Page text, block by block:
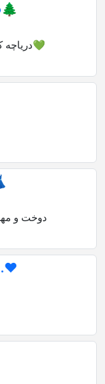
درياچه كاج🌲مازندران،محموداباد💚
دوخت و
❤نیمکت باهم